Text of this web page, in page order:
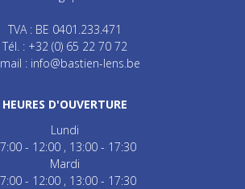
TVA : BE 0401.233.471
Tél. : +32 (0) 65 22 70 72
: info@bastien-lens.be
HEURES D'OUVERTURE
Lundi
- 12:00
13:00 - 17:30
Mardi
- 12:00
13:00 - 17:30